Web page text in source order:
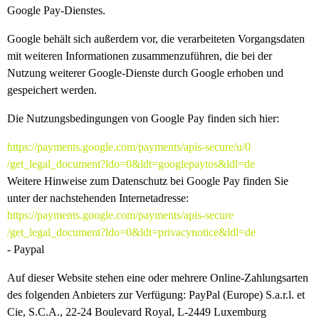
Google Pay-Dienstes.
Google behält sich außerdem vor, die verarbeiteten Vorgangsdaten
mit weiteren Informationen zusammenzuführen, die bei der
Nutzung weiterer Google-Dienste durch Google erhoben und
gespeichert werden.
Die Nutzungsbedingungen von Google Pay finden sich hier:
https://payments.google.com/payments/apis-secure/u/0
/get_legal_document?ldo=0&ldt=googlepaytos&ldl=de
Weitere Hinweise zum Datenschutz bei Google Pay finden Sie
unter der nachstehenden Internetadresse:
https://payments.google.com/payments/apis-secure
/get_legal_document?ldo=0&ldt=privacynotice&ldl=de
- Paypal
Auf dieser Website stehen eine oder mehrere Online-Zahlungsarten
des folgenden Anbieters zur Verfügung: PayPal (Europe) S.a.r.l. et
Cie, S.C.A., 22-24 Boulevard Royal, L-2449 Luxemburg